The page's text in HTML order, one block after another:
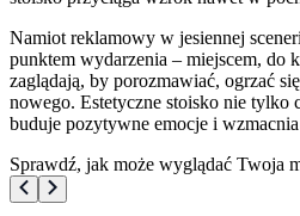
Namiot reklamowy w jesiennej
punktem wydarzenia – miejscem, do
zaglądają, by porozmawiać, ogrzać
nowego. Estetyczne stoisko nie tylko
buduje pozytywne emocje i
Sprawdź, jak może wyglądać Twoja